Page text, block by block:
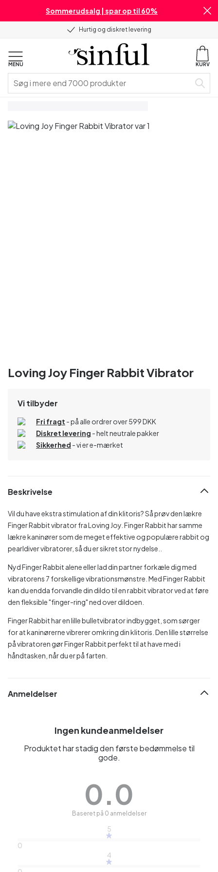
Sommerudsalg | spar op til 60%
Hurtig og diskret levering
MENU KURV
Loving Joy Finger Rabbit Vibrator
Vi tilbyder
Fri fragt - på alle ordrer over 599 DKK
Diskret levering - helt neutrale pakker
Sikkerhed - vi er e-mærket
Beskrivelse
Vil du have ekstra stimulation af din klitoris? Så prøv den lækre
Finger Rabbit vibrator fra Loving Joy. Finger Rabbit har samme
lækre kaninører som de meget effektive og populære rabbit og
pearldiver vibratorer, så du er sikret stor nydelse..
Nyd Finger Rabbit alene eller lad din partner forkæle dig med
vibratorens 7 forskellige vibrationsmønstre. Med Finger Rabbit
kan du endda forvandle din dildo til en rabbit vibrator ved at føre
den fleksible "finger-ring" ned over dildoen.
Finger Rabbit har en lille bulletvibrator indbygget, som sørger
for at kaninørerne vibrerer omkring din klitoris. Den lille størrelse
på vibratoren gør Finger Rabbit perfekt til at have med i
håndtasken, når du er på farten.
Anmeldelser
Ingen kundeanmeldelser
Produktet har stadig den første bedømmelse til
gode.
0.0
Baseret på 0 anmeldelser
5
0
4